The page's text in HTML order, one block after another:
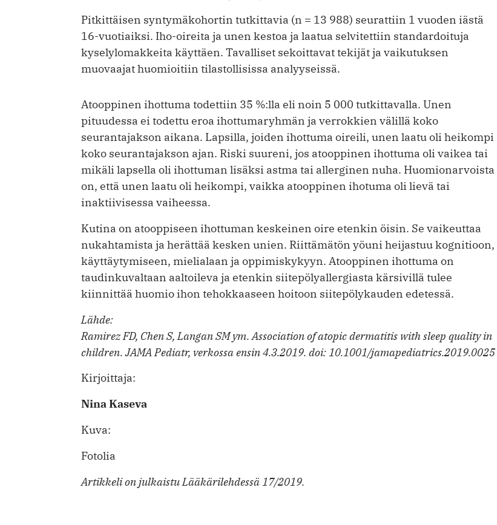
Pitkittäisen syntymäkohortin tutkittavia (n = 13 988) seurattiin 1 vuoden iästä
16-vuotiaiksi. Iho-oireita ja unen kestoa ja laatua selvitettiin standardoituja
kyselylomakkeita käyttäen. Tavalliset sekoittavat tekijät ja vaikutuksen
muovaajat huomioitiin tilastollisissa analyyseissä.
Atooppinen ihottuma todettiin 35 %:lla eli noin 5 000 tutkittavalla. Unen
pituudessa ei todettu eroa ihottumaryhmän ja verrokkien välillä koko
seurantajakson aikana. Lapsilla, joiden ihottuma oireili, unen laatu oli heikompi
koko seurantajakson ajan. Riski suureni, jos atooppinen ihottuma oli vaikea tai
mikäli lapsella oli ihottuman lisäksi astma tai allerginen nuha. Huomionarvoista
on, että unen laatu oli heikompi, vaikka atooppinen ihotuma oli lievä tai
inaktiivisessa vaiheessa.
Kutina on atooppiseen ihottuman keskeinen oire etenkin öisin. Se vaikeuttaa
nukahtamista ja herättää kesken unien. Riittämätön yöuni heijastuu kognitioon,
käyttäytymiseen, mielialaan ja oppimiskykyyn. Atooppinen ihottuma on
taudinkuvaltaan aaltoileva ja etenkin siitepölyallergiasta kärsivillä tulee
kiinnittää huomio ihon tehokkaaseen hoitoon siitepölykauden edetessä.
Lähde:
Ramirez FD, Chen S, Langan SM ym. Association of atopic dermatitis with sleep quality in
children. JAMA Pediatr, verkossa ensin 4.3.2019. doi: 10.1001/jamapediatrics.2019.0025
Kirjoittaja:
Nina Kaseva
Kuva:
Fotolia
Artikkeli on julkaistu Lääkärilehdessä 17/2019.